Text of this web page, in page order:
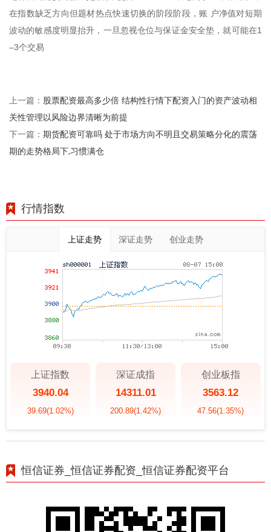
在指数缺乏方向但题材热点快速切换的阶段阶段，账 户净值对短期
波动的敏感度明显抬升，一旦忽视仓位与保证金安全垫，就可能在1
–3个交易
上一篇： 股票配资最高多少倍 结构性行情下配资入门的资产波动相
关性管理以风险边界清晰为前提
下一篇： 期货配资可靠吗 处于市场方向不明且交易策略分化的震荡
期的走势格局下,习惯满仓
行情指数
上证走势 深证走势 创业走势
上证指数
3940.04
39.69(1.02%)
深证成指
14311.01
200.89(1.42%)
创业板指
3563.12
47.56(1.35%)
恒信证券_恒信证券配资_恒信证券配资平台